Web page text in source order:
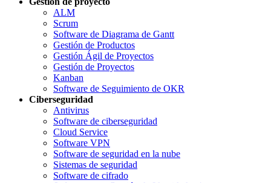
ALM
Scrum
Software de Diagrama de Gantt
Gestión de Productos
Gestión Ágil de Proyectos
Gestión de Proyectos
Kanban
Software de Seguimiento de OKR
Ciberseguridad
Antivirus
Software de ciberseguridad
Cloud Service
Software VPN
Software de seguridad en la nube
Sistemas de seguridad
Software de cifrado